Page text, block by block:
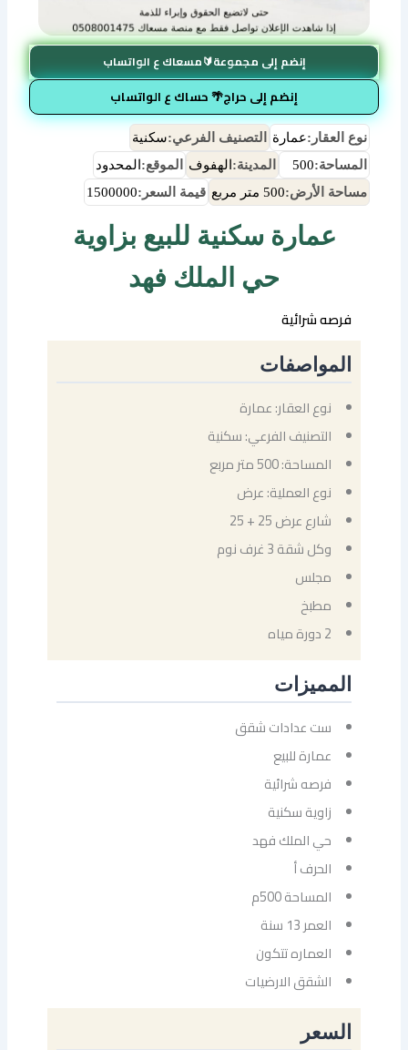
إنضم إلى مجموعة🔰مسعاك ع الواتساب
إنضم إلى حراج🌴 حساك ع الواتساب
نوع العقار:عمارة التصنيف الفرعي:سكنية
المساحة:500 المدينة: الهفوف الموقع: المحدود
مساحة الأرض:500 متر مربع قيمة السعر:1500000
عمارة سكنية للبيع بزاوية
حي الملك فهد
فرصه شرائية
المواصفات
نوع العقار: عمارة
التصنيف الفرعي: سكنية
المساحة: 500 متر مربع
نوع العملية: عرض
شارع عرض 25 + 25
وكل شقة 3 غرف نوم
مجلس
مطبخ
2 دورة مياه
المميزات
‏ست عدادات شقق
عمارة للبيع
فرصه شرائية
‏زاوية سكنية
حي الملك فهد
الحرف أ
المساحة 500م
العمر 13 سنة
العماره تتكون
الشقق الارضيات
السعر